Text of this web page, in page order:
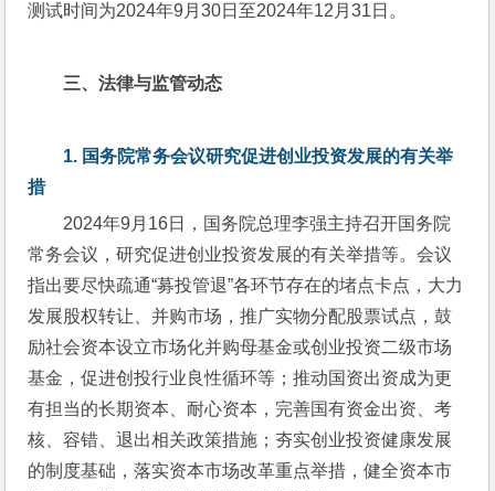
测试时间为2024年9月30日至2024年12月31日。
三、法律与监管动态
1. 国务院常务会议研究促进创业投资发展的有关举
措
2024年9月16日，国务院总理李强主持召开国务院
常务会议，研究促进创业投资发展的有关举措等。会议
指出要尽快疏通“募投管退”各环节存在的堵点卡点，大力
发展股权转让、并购市场，推广实物分配股票试点，鼓
励社会资本设立市场化并购母基金或创业投资二级市场
基金，促进创投行业良性循环等；推动国资出资成为更
有担当的长期资本、耐心资本，完善国有资金出资、考
核、容错、退出相关政策措施；夯实创业投资健康发展
的制度基础，落实资本市场改革重点举措，健全资本市